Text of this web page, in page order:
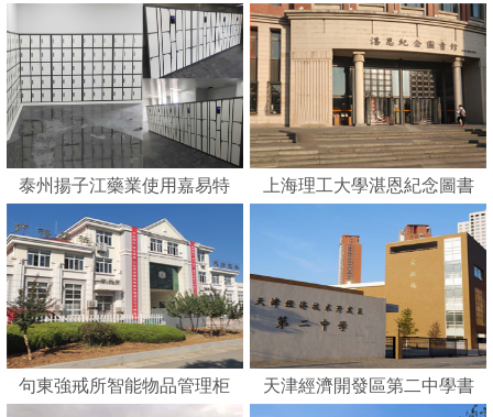
泰州揚子江藥業使用嘉易特
刷卡智能柜
上海理工大學湛恩紀念圖書
句東強戒所智能物品管理柜
天津經濟開發區第二中學書